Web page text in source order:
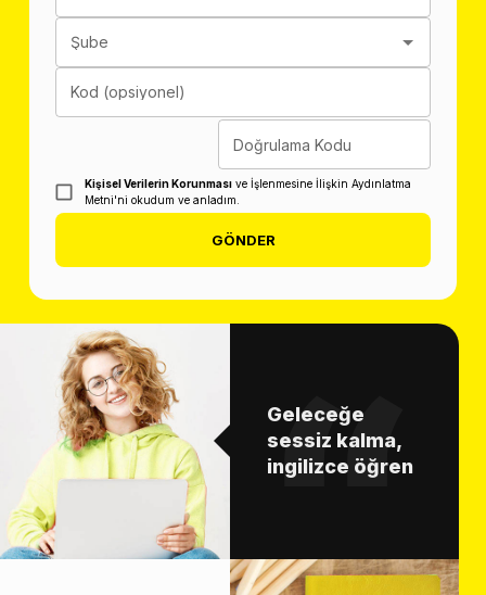
Şube
Kod (opsiyonel)
Doğrulama Kodu
Kişisel Verilerin Korunması ve İşlenmesine İlişkin Aydınlatma
Metni'ni okudum ve anladım.
GÖNDER
Geleceğe
sessiz kalma,
ingilizce öğren